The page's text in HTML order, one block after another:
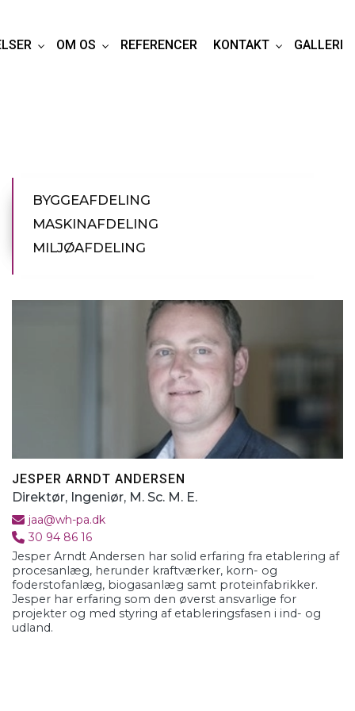
OM OS REFERENCER KONTAKT GALLERI
Primær
navigation
BYGGEAFDELING
MASKINAFDELING
MILJØAFDELING
JESPER ARNDT ANDERSEN
Direktør, Ingeniør, M. Sc. M. E.
jaa@wh-pa.dk
30 94 86 16
Jesper Arndt Andersen har solid erfaring fra etablering af
procesanlæg, herunder kraftværker, korn- og
foderstofanlæg, biogasanlæg samt proteinfabrikker.
Jesper har erfaring som den øverst ansvarlige for
projekter og med styring af etableringsfasen i ind- og
udland.